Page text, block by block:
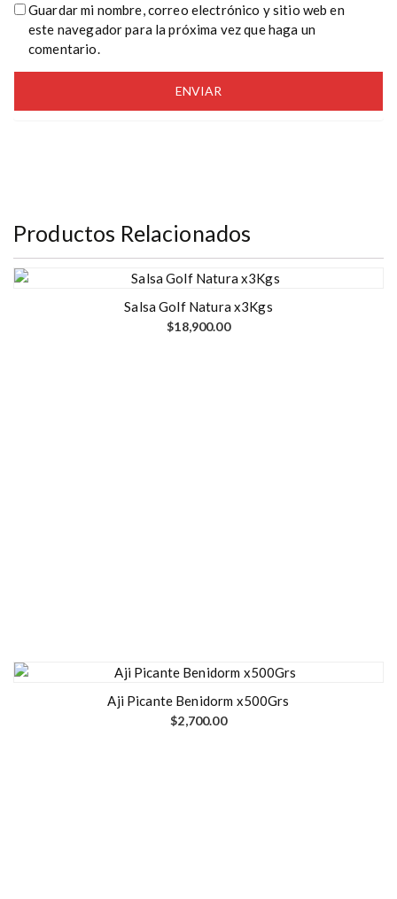
Guardar mi nombre, correo electrónico y sitio web en
este navegador para la próxima vez que haga un
comentario.
Productos Relacionados
Salsa Golf Natura x3Kgs
$18,900.00
Aji Picante Benidorm x500Grs
$2,700.00